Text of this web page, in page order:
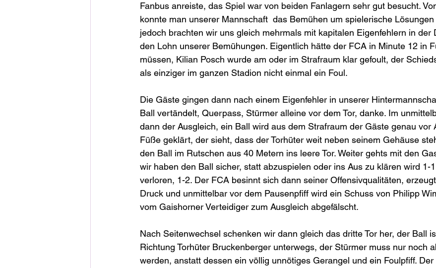
Fanbus anreiste, das Spiel war von beiden Fanlagern sehr gut besucht.
konnte man unserer Mannschaft  das Bemühen um spielerische
jedoch brachten wir uns gleich mehrmals mit kapitalen Eigenfehlern in der
den Lohn unserer Bemühungen. Eigentlich hätte der FCA in Minute 12 in
müssen, Kilian Posch wurde am oder im Strafraum klar gefoult, der
als einziger im ganzen Stadion nicht einmal ein Foul.
Die Gäste gingen dann nach einem Eigenfehler in unserer
Ball vertändelt, Querpass, Stürmer alleine vor dem Tor, danke. Im
dann der Ausgleich, ein Ball wird aus dem Strafraum der Gäste genau vor
Füße geklärt, der sieht, dass der Torhüter weit neben seinem Gehäuse
den Ball im Rutschen aus 40 Metern ins leere Tor. Weiter gehts mit den
wir haben den Ball sicher, statt abzuspielen oder ins Aus zu klären wird 1-
verloren, 1-2. Der FCA besinnt sich dann seiner Offensivqualitäten,
Druck und unmittelbar vor dem Pausenpfiff wird ein Schuss von Philipp
vom Gaishorner Verteidiger zum Ausgleich abgefälscht.
Nach Seitenwechsel schenken wir dann gleich das dritte Tor her, der Ball
Richtung Torhüter Bruckenberger unterwegs, der Stürmer muss nur noch
werden, anstatt dessen ein völlig unnötiges Gerangel und ein Foulpfiff.